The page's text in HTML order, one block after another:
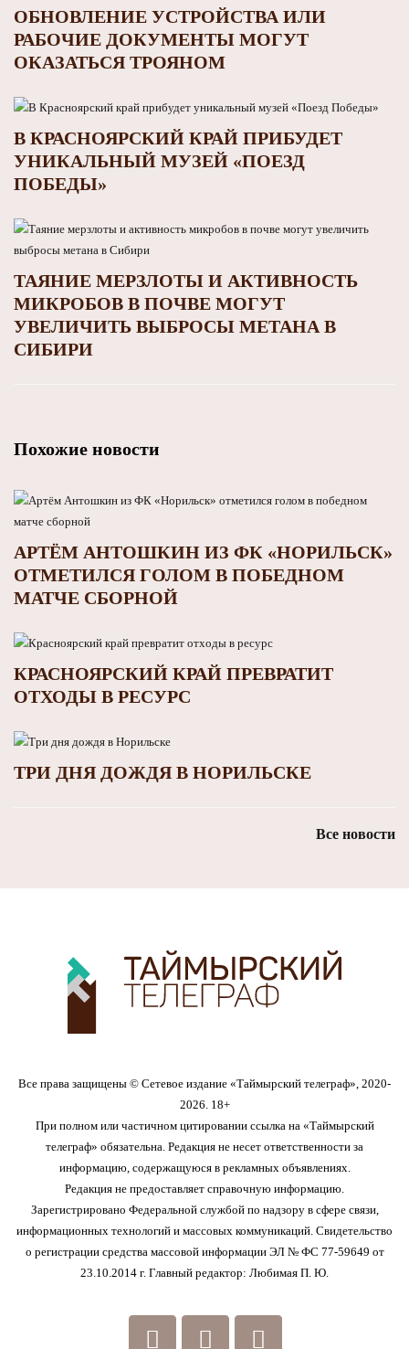
ОБНОВЛЕНИЕ УСТРОЙСТВА ИЛИ
РАБОЧИЕ ДОКУМЕНТЫ МОГУТ
ОКАЗАТЬСЯ ТРОЯНОМ
В КРАСНОЯРСКИЙ КРАЙ ПРИБУДЕТ
УНИКАЛЬНЫЙ МУЗЕЙ «ПОЕЗД
ПОБЕДЫ»
ТАЯНИЕ МЕРЗЛОТЫ И АКТИВНОСТЬ
МИКРОБОВ В ПОЧВЕ МОГУТ
УВЕЛИЧИТЬ ВЫБРОСЫ МЕТАНА В
СИБИРИ
Похожие новости
АРТЁМ АНТОШКИН ИЗ ФК «НОРИЛЬСК»
ОТМЕТИЛСЯ ГОЛОМ В ПОБЕДНОМ
МАТЧЕ СБОРНОЙ
КРАСНОЯРСКИЙ КРАЙ ПРЕВРАТИТ
ОТХОДЫ В РЕСУРС
ТРИ ДНЯ ДОЖДЯ В НОРИЛЬСКЕ
Все новости
Все права защищены © Сетевое издание «Таймырский телеграф», 2020-
2026. 18+
При полном или частичном цитировании ссылка на «Таймырский
телеграф» обязательна. Редакция не несет ответственности за
информацию, содержащуюся в рекламных объявлениях.
Редакция не предоставляет справочную информацию.
Зарегистрировано Федеральной службой по надзору в сфере связи,
информационных технологий и массовых коммуникаций. Свидетельство
о регистрации средства массовой информации ЭЛ № ФС 77-59649 от
23.10.2014 г. Главный редактор: Любимая П. Ю.